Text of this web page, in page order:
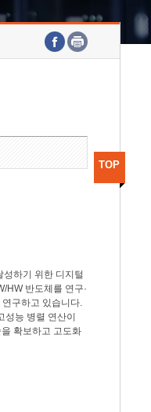
하기 위한 디지털
HW 반도체를 연구·
구하고 있습니다.
능 병렬 연산이
확보하고 고도화
TOP